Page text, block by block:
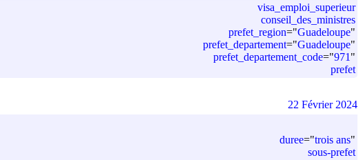
visa_emploi_superieur
conseil_des_ministres
prefet_region="Guadeloupe"
prefet_departement="Guadeloupe"
prefet_departement_code="971 "
prefet
duree="trois ans"
sous-prefet
22 Février 2024